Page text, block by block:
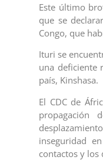
Este último
que se
Congo, que
Ituri se
una deficiente
país, Kinshasa.
El CDC de
inseguridad
contactos y los